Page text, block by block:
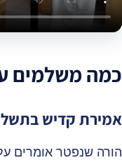
משלמים
קדיש
שנפטר אומרים